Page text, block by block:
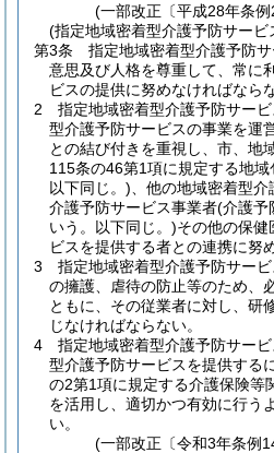
(一部改正〔平成28年条
(指定地域密着型介護予防サービ
第3条
指定地域密着型介護予防
意思及び人格を尊重して、常に
ビスの提供に努めなければなら
2
指定地域密着型介護予防サー
型介護予防サービスの事業を運
との結び付きを重視し、市、地
115条の46第1項に規定する地域
以下同じ。) 、他の地域密着型
介護予防サービス事業者(介護予
いう。以下同じ。)その他の保健
ビスを提供する者との連携に努
3
指定地域密着型介護予防サー
の擁護、虐待の防止等のため、
ともに、その従業者に対し、研
じなければならない。
4
指定地域密着型介護予防サー
型介護予防サービスを提供する
の2第1項に規定する介護保険等
を活用し、適切かつ有効に行う
い。
(一部改正〔令和3年条例